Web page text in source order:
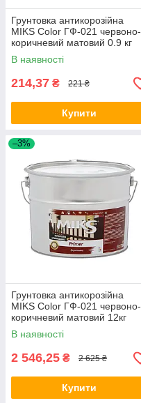
Грунтовка антикорозійна
MIKS Color ГФ-021 червоно-
коричневий матовий 0.9 кг
В наявності
214,37 ₴ 221 ₴
Купити
–3%
Грунтовка антикорозійна
MIKS Color ГФ-021 червоно-
коричневий матовий 12кг
В наявності
2 546,25 ₴ 2 625 ₴
Купити